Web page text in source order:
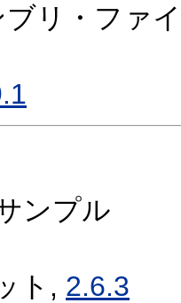
ブリ・ファ
ンプル
ト, 2.6.3